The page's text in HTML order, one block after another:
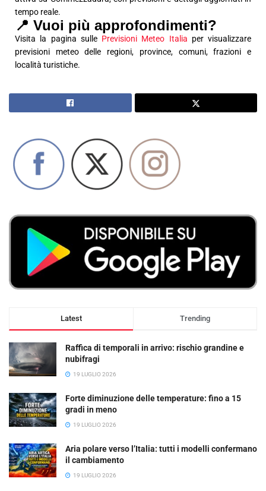
tempo reale.
📍 Vuoi più approfondimenti?
Visita la pagina sulle Previsioni Meteo Italia per visualizzare
previsioni meteo delle regioni, province, comuni, frazioni e
località turistiche.
Latest Trending
Raffica di temporali in arrivo: rischio grandine e
nubifragi
19 LUGLIO 2026
Forte diminuzione delle temperature: fino a 15
gradi in meno
19 LUGLIO 2026
Aria polare verso l’Italia: tutti i modelli confermano
il cambiamento
19 LUGLIO 2026